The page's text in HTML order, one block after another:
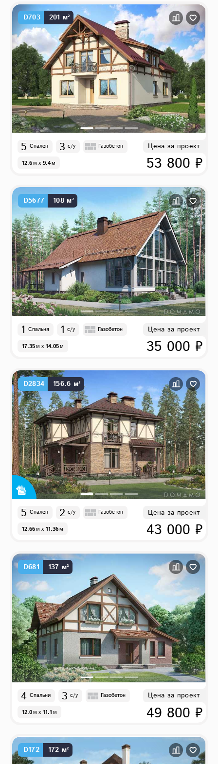
D703 201 м²
5 Спален 3 с/у Газобетон
12.6м x 9.4м
Цена за проект
53 800 ₽
D5677 108 м²
1 Спальня 1 с/у Газобетон
17.35м x 14.05м
Цена за проект
35 000 ₽
D2834 156.6 м²
5 Спален 2 с/у Газобетон
12.66м x 11.36м
Цена за проект
43 000 ₽
D681 137 м²
4 Спальни 3 с/у Газобетон
12.0м x 11.1м
Цена за проект
49 800 ₽
D172 172 м²